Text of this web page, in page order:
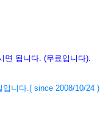
면 됩니다. (무료입니다).
니다.( since 2008/10/24 )